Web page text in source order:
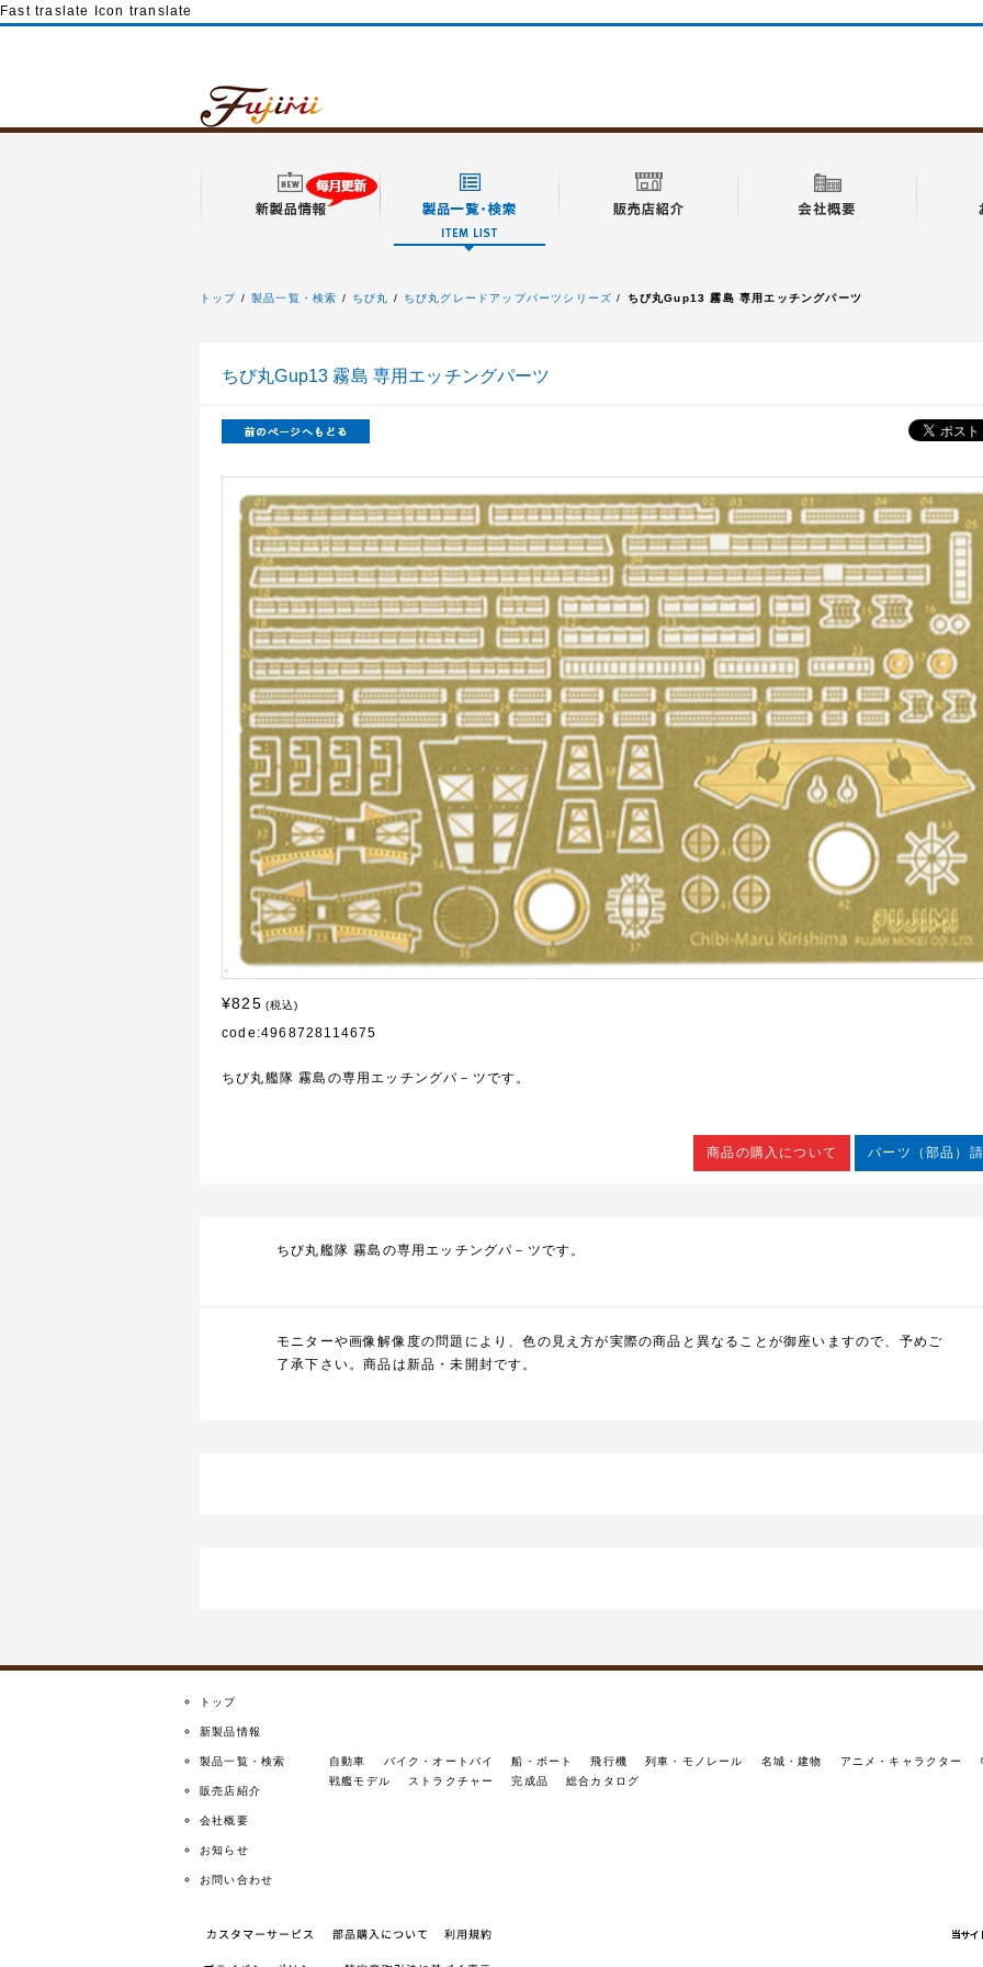
Fast traslate Icon translate
トップ 製品一覧・検索 ちび丸 ちび丸グレードアップパーツシリーズ ちび丸Gup13 霧島 専用エッチングパーツ
ちび丸Gup13 霧島 専用エッチングパーツ
¥825 (税込)
code:4968728114675
ちび丸艦隊 霧島の専用エッチングパ－ツです。
商品の購入について パーツ（部品）
ちび丸艦隊 霧島の専用エッチングパ－ツです。
モニターや画像解像度の問題により、色の見え方が実際の商品と異なることが御座いますので、予めご
了承下さい。商品は新品・未開封です。
トップ
新製品情報
製品一覧・検索 自動車 バイク・オートバイ 船・ボート 飛行機 列車・モノレール 名城・建物 アニメ・キャラクター
戦艦モデル
ストラクチャー 完成品
総合カタログ
販売店紹介
会社概要
お知らせ
お問い合わせ